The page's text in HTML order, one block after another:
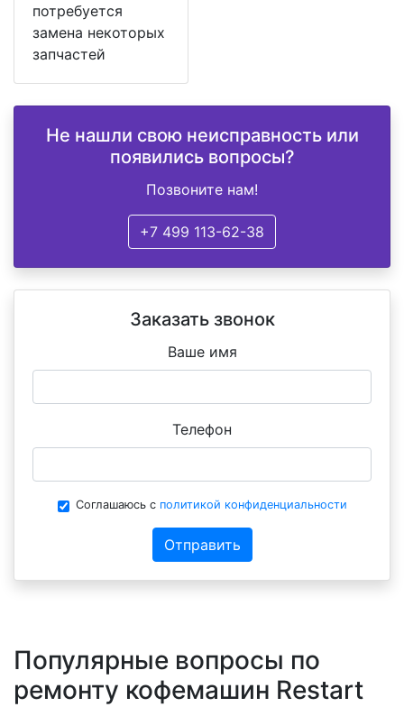
потребуется
замена некоторых
запчастей
Не нашли свою неисправность или
появились вопросы?
Позвоните нам!
+7 499 113-62-38
Заказать звонок
Ваше имя
Телефон
Соглашаюсь с политикой конфиденциальности
Отправить
Популярные вопросы по
ремонту кофемашин Restart